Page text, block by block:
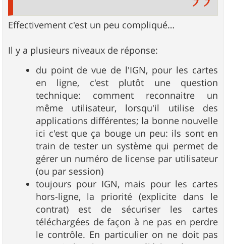
Effectivement c'est un peu compliqué…
Il y a plusieurs niveaux de réponse:
du point de vue de l'IGN, pour les cartes
en ligne, c'est plutôt une question
technique: comment reconnaitre un
même utilisateur, lorsqu'il utilise des
applications différentes; la bonne nouvelle
ici c'est que ça bouge un peu: ils sont en
train de tester un système qui permet de
gérer un numéro de license par utilisateur
(ou par session)
toujours pour IGN, mais pour les cartes
hors-ligne, la priorité (explicite dans le
contrat) est de sécuriser les cartes
téléchargées de façon à ne pas en perdre
le contrôle. En particulier on ne doit pas